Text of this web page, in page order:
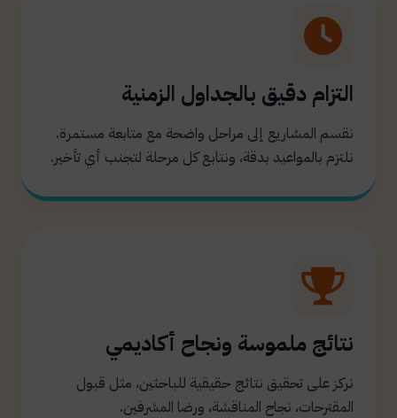
التزام دقيق بالجداول الزمنية
نقسم المشاريع إلى مراحل واضحة مع متابعة مستمرة.
نلتزم بالمواعيد بدقة، ونتابع كل مرحلة لتجنب أي تأخير.
نتائج ملموسة ونجاح أكاديمي
نركز على تحقيق نتائج حقيقية للباحثين، مثل قبول
المقترحات، نجاح المناقشة، ورضا المشرفين.